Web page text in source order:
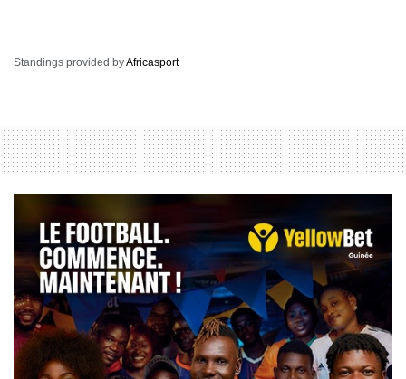
Standings provided byAfricasport